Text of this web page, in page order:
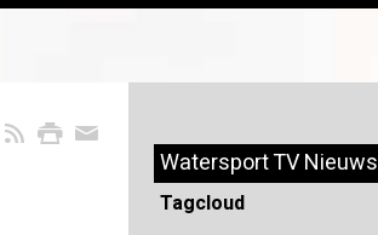
Watersport TV Nieuws
Tagcloud